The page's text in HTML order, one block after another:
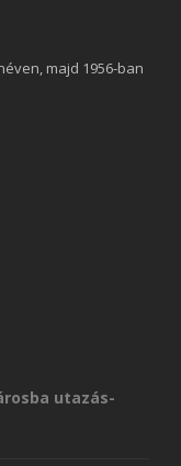
majd 1956-ban
utazás-